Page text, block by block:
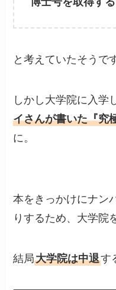
と考えていたそうで
しかし大学院に入学
イさんが書いた『究
に。
本をきっかけにナン
りするため、大学院
結局大学院は中退す